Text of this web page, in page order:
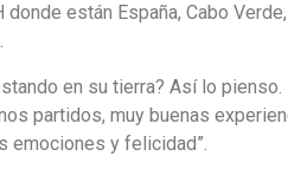
están España, Cabo
en su tierra? Así lo
partidos, muy buenas
emociones y felicidad”.